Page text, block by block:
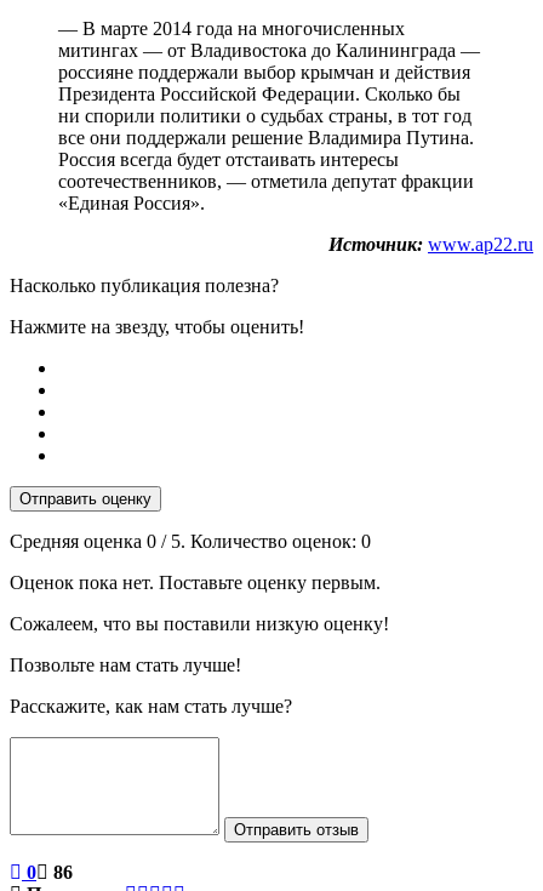
— В марте 2014 года на многочисленных
митингах — от Владивостока до Калининграда —
россияне поддержали выбор крымчан и действия
Президента Российской Федерации. Сколько бы
ни спорили политики о судьбах страны, в тот год
все они поддержали решение Владимира Путина.
Россия всегда будет отстаивать интересы
соотечественников, — отметила депутат фракции
«Единая Россия».
Источник: www.ap22.ru
Насколько публикация полезна?
Нажмите на звезду, чтобы оценить!
Отправить оценку
Средняя оценка 0 / 5. Количество оценок: 0
Оценок пока нет. Поставьте оценку первым.
Сожалеем, что вы поставили низкую оценку!
Позвольте нам стать лучше!
Расскажите, как нам стать лучше?
Отправить отзыв
0
86